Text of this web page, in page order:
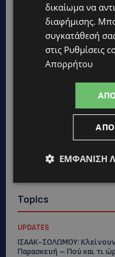
Topics
UPDATES
ΙΣΑΑΚ-ΣΟΛΩΜΟΥ:
Παρασκευή – Πού και τι
δικαίωμα να
διαφήμισης.
συγκατάθεσή
στις Ρυθμίσεις
Απορρήτου
ΕΜΦΆΝΙΣΗ